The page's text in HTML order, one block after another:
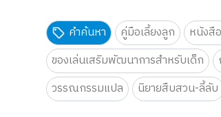
คำค้นหา คู่มือเลี้ยงลูก หนังสื
ของเล่นเสริมพัฒนาการสำหรับเด็ก
วรรณกรรมแปล
นิยายสืบสวน-ลี้ลับ